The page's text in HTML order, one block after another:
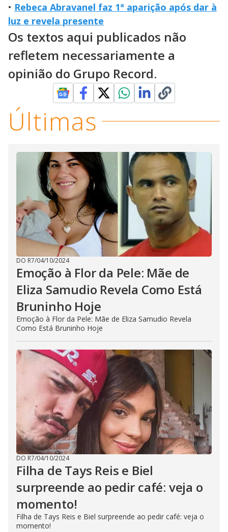
• Rebeca Abravanel faz 1ª aparição após dar à
luz e revela presente
Os textos aqui publicados não
refletem necessariamente a
opinião do Grupo Record.
Últimas
DO R7/04/10/2024
Emoção à Flor da Pele: Mãe de
Eliza Samudio Revela Como Está
Bruninho Hoje
Emoção à Flor da Pele: Mãe de Eliza Samudio Revela
Como Está Bruninho Hoje
DO R7/04/10/2024
Filha de Tays Reis e Biel
surpreende ao pedir café: veja o
momento!
Filha de Tays Reis e Biel surpreende ao pedir café: veja o
momento!